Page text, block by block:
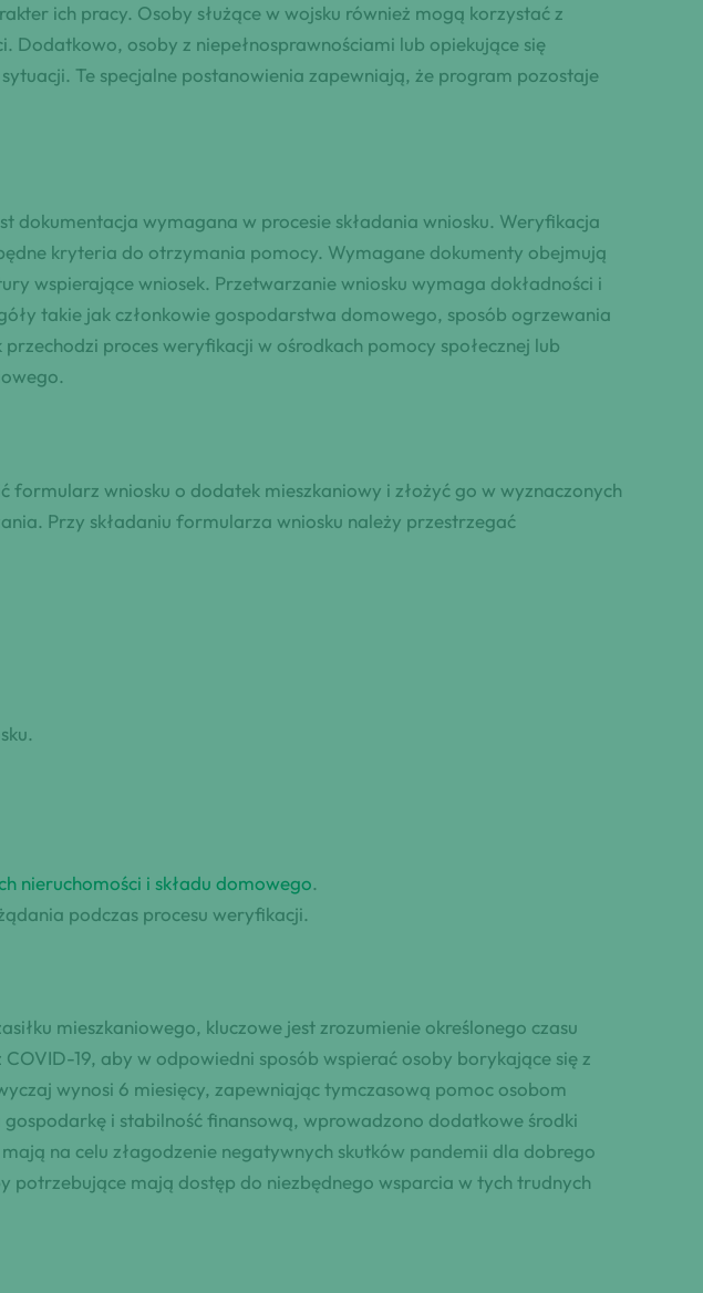
ich pracy. Osoby służące w wojsku również mogą korzystać z
osoby z niepełnosprawnościami lub opiekujące się
Te specjalne postanowienia zapewniają, że program pozostaje
dokumentacja wymagana w procesie składania wniosku. Weryfikacja
kryteria do otrzymania pomocy. Wymagane dokumenty obejmują
wspierające wniosek. Przetwarzanie wniosku wymaga dokładności i
takie jak członkowie gospodarstwa domowego, sposób ogrzewania
proces weryfikacji w ośrodkach pomocy społecznej lub
formularz wniosku o dodatek mieszkaniowy i złożyć go w wyznaczonych
Przy składaniu formularza wniosku należy przestrzegać
nieruchomości i składu domowego.
podczas procesu weryfikacji.
mieszkaniowego, kluczowe jest zrozumienie określonego czasu
19, aby w odpowiedni sposób wspierać osoby borykające się z
wynosi 6 miesięcy, zapewniając tymczasową pomoc osobom
i stabilność finansową, wprowadzono dodatkowe środki
na celu złagodzenie negatywnych skutków pandemii dla dobrego
potrzebujące mają dostęp do niezbędnego wsparcia w tych trudnych